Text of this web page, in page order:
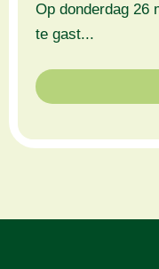
Op donderdag 26
te gast...